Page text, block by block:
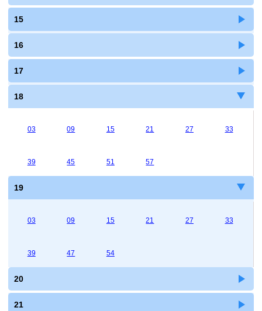
15
16
17
18
03 09 15 21 27 33
39 45 51 57
19
03 09 15 21 27 33
39 47 54
20
21